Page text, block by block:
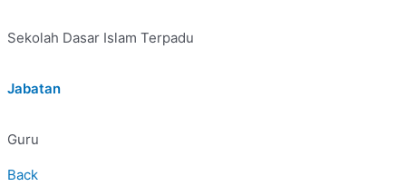
Sekolah Dasar Islam Terpadu
Jabatan
Guru
Back